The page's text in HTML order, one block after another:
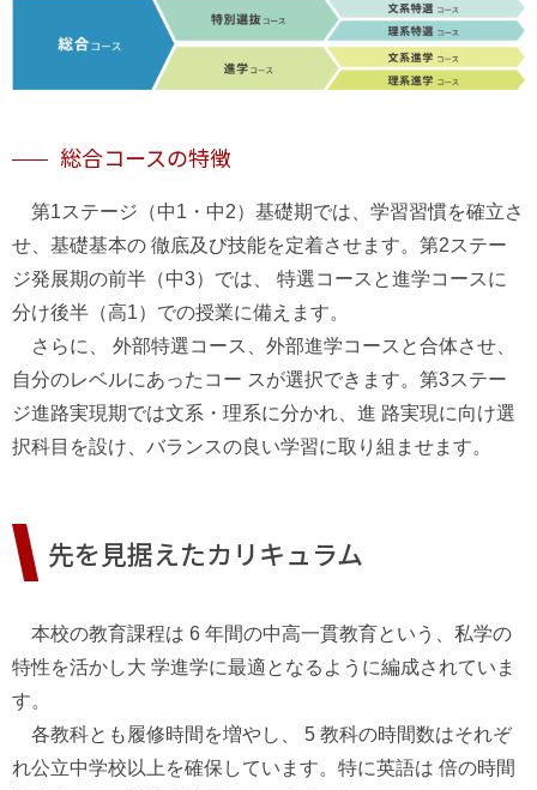
総合コースの特徴
第1ステージ（中1・中2）基礎期では、学習習慣を確立さ
せ、基礎基本の 徹底及び技能を定着させます。第2ステー
ジ発展期の前半（中3）では、 特選コースと進学コースに
分け後半（高1）での授業に備えます。
さらに、 外部特選コース、外部進学コースと合体させ、
自分のレベルにあったコー スが選択できます。第3ステー
ジ進路実現期では文系・理系に分かれ、進 路実現に向け選
択科目を設け、バランスの良い学習に取り組ませます。
先を見据えたカリキュラム
本校の教育課程は 6 年間の中高一貫教育という、私学の
特性を活かし大 学進学に最適となるように編成されていま
す。
各教科とも履修時間を増やし、 5 教科の時間数はそれぞ
れ公立中学校以上を確保しています。特に英語は 倍の時間